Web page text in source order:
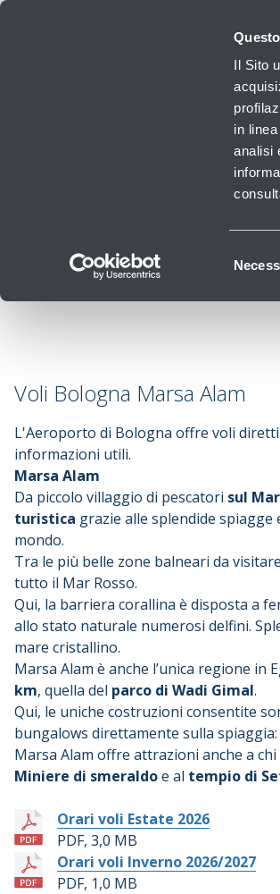
Il Sito
in
analisi
del
Voli Bologna Marsa Alam
L'Aeroporto di Bologna offre voli
informazioni utili.
Marsa Alam
Da piccolo villaggio di pescatori sul
turistica grazie alle splendide
mondo.
Tra le più belle zone balneari da
tutto il Mar Rosso.
Qui, la barriera corallina è disposta a
allo stato naturale numerosi delfini.
mare cristallino.
Marsa Alam è anche l’unica regione in
km, quella del parco di Wadi Gimal.
Qui, le uniche costruzioni consentite
bungalows direttamente sulla
Marsa Alam offre attrazioni anche a
Miniere di smeraldoe al tempio di
Orari voli Estate 2026
PDF, 3,0 MB
Orari voli Inverno 2026/2027
PDF, 1,0 MB